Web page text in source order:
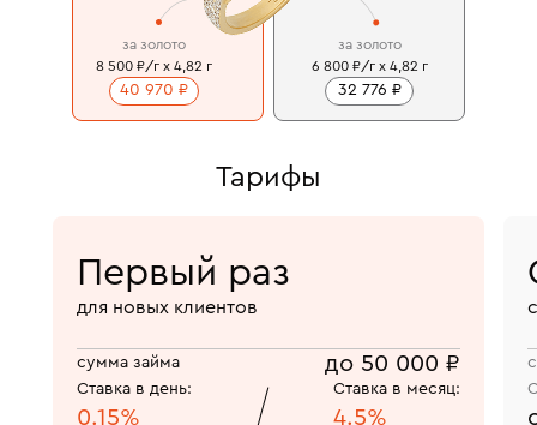
за золото
8 500 ₽/г x 4,82 г
40 970 ₽
за золото
6 800 ₽/г x 4,82 г
32 776 ₽
Тарифы
Первый раз
для новых клиентов
сумма займа до 50 000 ₽
Ставка в день:
0.15%
Ставка в месяц:
4.5%